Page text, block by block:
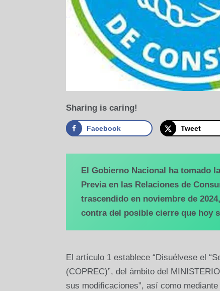
Sharing is caring!
Facebook Tweet
El Gobierno Nacional ha tomado
Previa en las Relaciones de
trascendido en noviembre de
contra del posible cierre que hoy
El artículo 1 establece “Disuélvese el
(COPREC)”, del ámbito del
sus modificaciones”, así como